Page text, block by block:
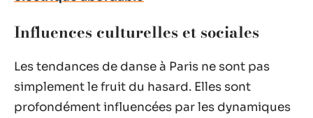
Influences culturelles et sociales
Les tendances de danse à Paris ne sont pas
simplement le fruit du hasard. Elles sont
profondément influencées par les dynamiques